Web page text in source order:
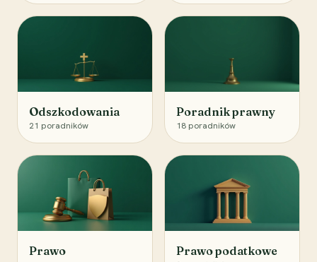
Odszkodowania
21 poradników
Poradnik prawny
18 poradników
Prawo
Prawo podatkowe